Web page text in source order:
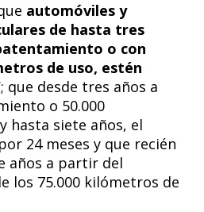
automóviles y
de hasta tres
o con
de uso, estén
; que desde tres años a
o 50.000
hasta siete años, el
24 meses y que recién
años a partir del
los 75.000 kilómetros de